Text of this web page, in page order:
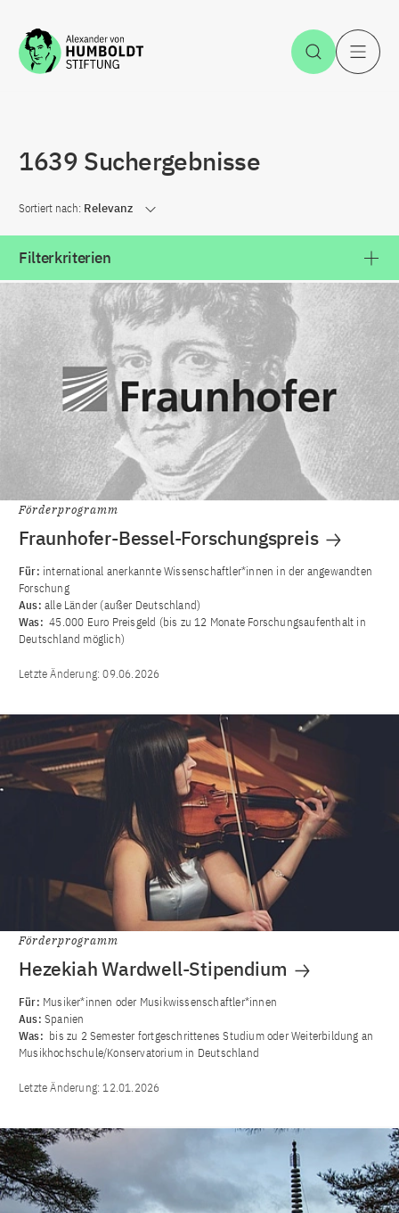
Zum Inhalt springen Suche
1639 Suchergebnisse
Sortiert nach: Relevanz
Filterkriterien
Förderprogramm
Fraunhofer-Bessel-Forschungspreis
Für: international anerkannte Wissenschaftler*innen in der angewandten
Forschung
Aus: alle Länder (außer Deutschland)
Was: 45.000 Euro Preisgeld (bis zu 12 Monate Forschungsaufenthalt in
Deutschland möglich)
Letzte Änderung:09.06.2026
Förderprogramm
Hezekiah Wardwell-Stipendium
Für: Musiker*innen oder Musikwissenschaftler*innen
Aus: Spanien
Was: bis zu 2 Semester fortgeschrittenes Studium oder Weiterbildung an
Musikhochschule/Konservatorium in Deutschland
Letzte Änderung:12.01.2026